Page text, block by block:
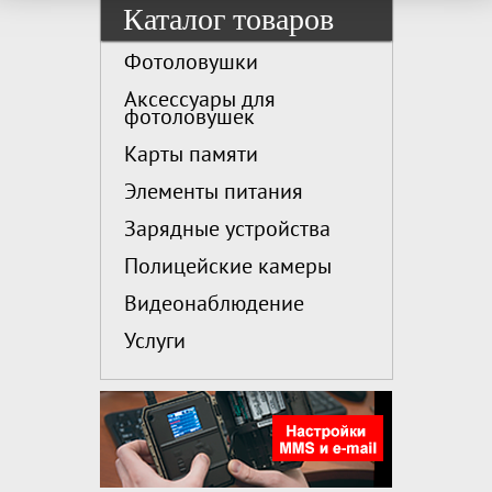
Каталог товаров
Фотоловушки
Аксессуары для
фотоловушек
Карты памяти
Элементы питания
Зарядные устройства
Полицейские камеры
Видеонаблюдение
Услуги